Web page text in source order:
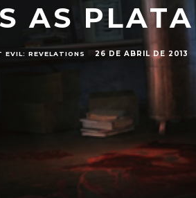
AS
EVIL: REVELATIONS 26 DE ABRIL DE 2013